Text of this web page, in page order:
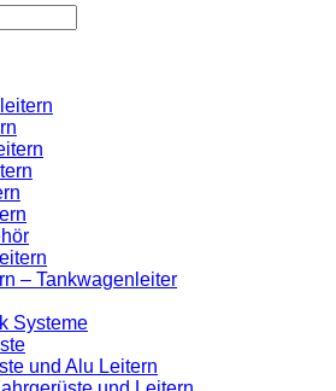
– Tankwagenleiter
Systeme
und Alu Leitern